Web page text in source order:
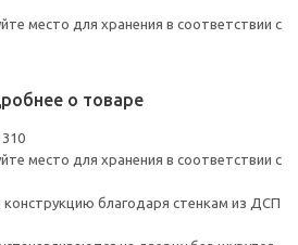
место для хранения в соответствии с
о товаре
место для хранения в соответствии с
конструкцию благодаря стенкам из ДСП